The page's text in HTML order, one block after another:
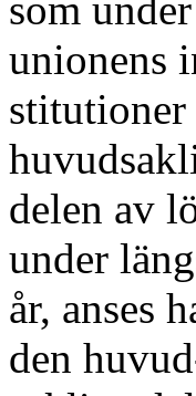
unionens
stitutioner
delen av
under
år, anses
den